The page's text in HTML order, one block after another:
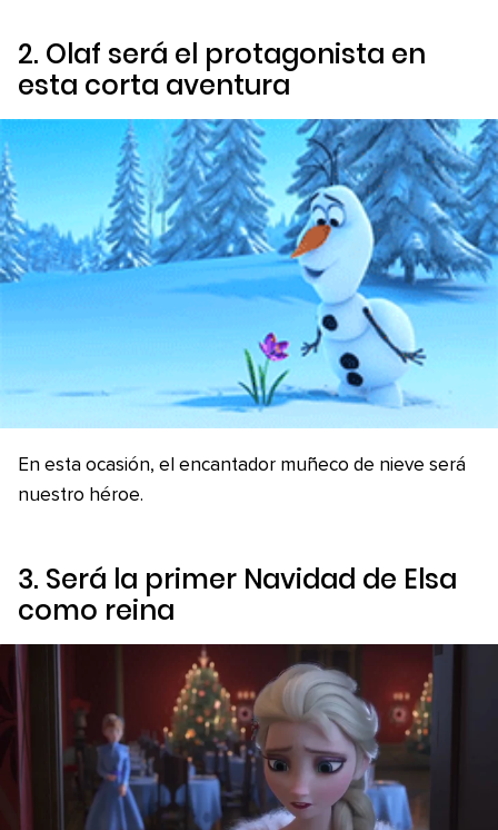
2. Olaf será el protagonista en
esta corta aventura
En esta ocasión, el encantador muñeco de nieve será
nuestro héroe.
3. Será la primer Navidad de Elsa
como reina